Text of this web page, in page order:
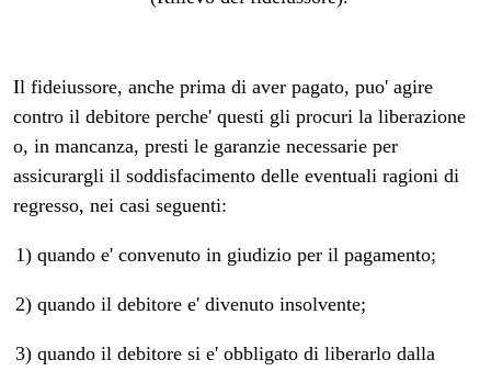
Il fideiussore, anche prima di aver pagato, puo' agire
contro il debitore perche' questi gli procuri la liberazione
o, in mancanza, presti le garanzie necessarie per
assicurargli il soddisfacimento delle eventuali ragioni di
regresso, nei casi seguenti:
1) quando e' convenuto in giudizio per il pagamento;
2) quando il debitore e' divenuto insolvente;
3) quando il debitore si e' obbligato di liberarlo dalla